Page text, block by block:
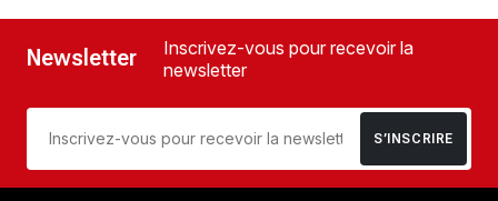
Newsletter
Inscrivez-vous pour recevoir la
newsletter
S’INSCRIRE